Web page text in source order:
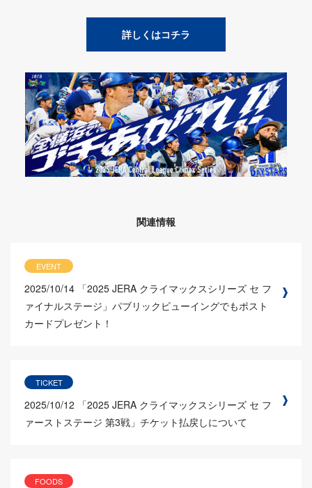
詳しくはコチラ
関連情報
EVENT
2025/10/14 「2025 JERA クライマックスシリーズ セ フ
ァイナルステージ」パブリックビューイングでもポスト
カードプレゼント！
TICKET
2025/10/12
「2025 JERA クライマックスシリーズ セ フ
ァーストステージ 第3戦」チケット払戻しについて
FOODS